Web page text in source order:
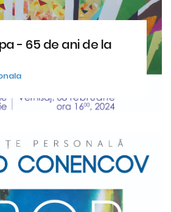
- 65 de ani de la